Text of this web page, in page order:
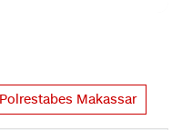
Polrestabes Makassar